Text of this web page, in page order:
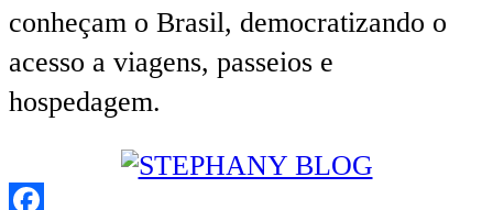
conheçam o Brasil, democratizando o
acesso a viagens, passeios e
hospedagem.